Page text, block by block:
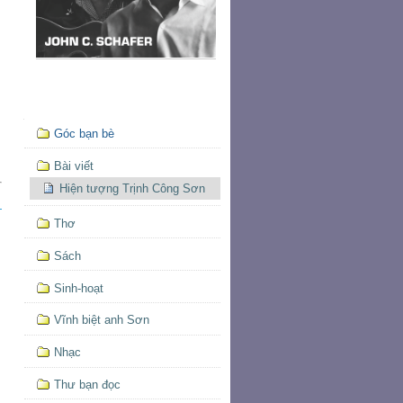
Mục
định
hướng
Góc bạn bè
Bài viết
Hiện tượng Trịnh Công Sơn
Thơ
Sách
Sinh-hoạt
Vĩnh biệt anh Sơn
Nhạc
Thư bạn đọc